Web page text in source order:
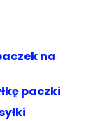
na
paczki